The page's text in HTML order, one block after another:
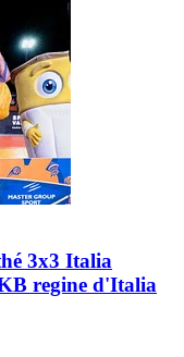
3x3 Italia
regine d'Italia